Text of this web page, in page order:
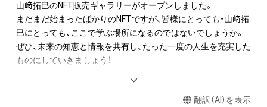
山﨑拓巳のNFT販売ギャラリーがオープンしました。
まだまだ始まったばかりのNFTですが、皆様にとっても・山﨑拓
巳にとっても、ここで学ぶ場所になるのではないでしょうか。
ぜひ、未来の知恵と情報を共有し、たった一度の人生を充実した
ものにしていきましょう！
でしょうか？！未来を決める。未来を決めることが原因で、現在
翻訳（AI）を表示